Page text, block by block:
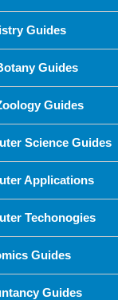
Guides
Guides
Guides
Science Guides
Applications
Techonogies
Guides
Guides